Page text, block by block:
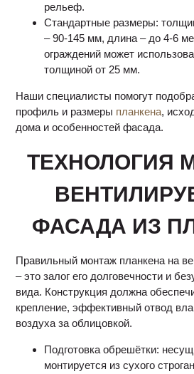
рельеф.
Стандартные размеры:
– 90-145 мм, длина – до 4-6
ограждений может
толщиной от 25 мм.
Наши специалисты помогут
профиль и размеры планкена,
дома и особенностей фасада.
ТЕХНОЛОГИЯ
ФАСАДА ИЗ
Правильный монтаж планкена на
– это залог его долговечности и
вида. Конструкция должна
крепление, эффективный отвод
воздуха за облицовкой.
Подготовка обрешётки:
монтируется из сухого